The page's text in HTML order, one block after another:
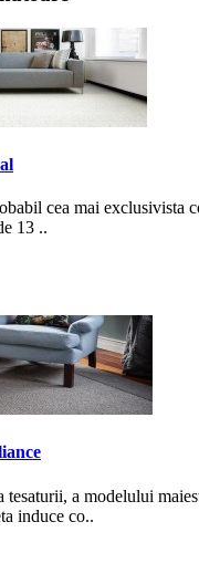
cea mai exclusivista
13 ..
tesaturii, a modelului
induce co..